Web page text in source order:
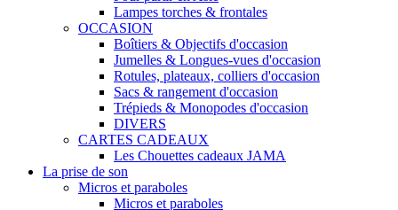
Lampes torches & frontales
OCCASION
Boîtiers & Objectifs d'occasion
Jumelles & Longues-vues d'occasion
Rotules, plateaux, colliers d'occasion
Sacs & rangement d'occasion
Trépieds & Monopodes d'occasion
DIVERS
CARTES CADEAUX
Les Chouettes cadeaux JAMA
La prise de son
Micros et paraboles
Micros et paraboles